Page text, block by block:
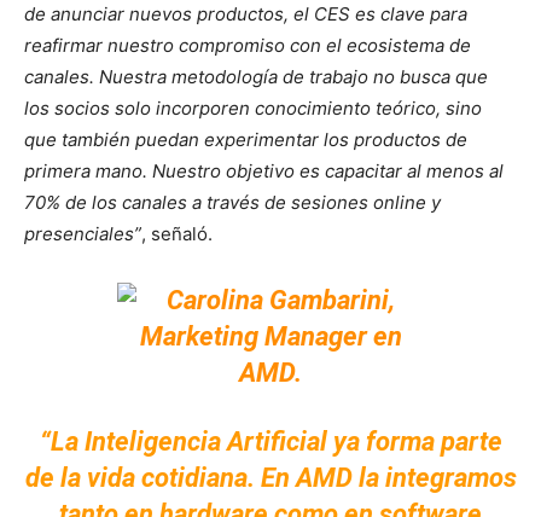
de anunciar nuevos productos, el CES es clave para
reafirmar nuestro compromiso con el ecosistema de
canales. Nuestra metodología de trabajo no busca que
los socios solo incorporen conocimiento teórico, sino
que también puedan experimentar los productos de
primera mano. Nuestro objetivo es capacitar al menos al
70% de los canales a través de sesiones online y
presenciales”, señaló.
“La Inteligencia Artificial ya forma parte
de la vida cotidiana. En AMD la integramos